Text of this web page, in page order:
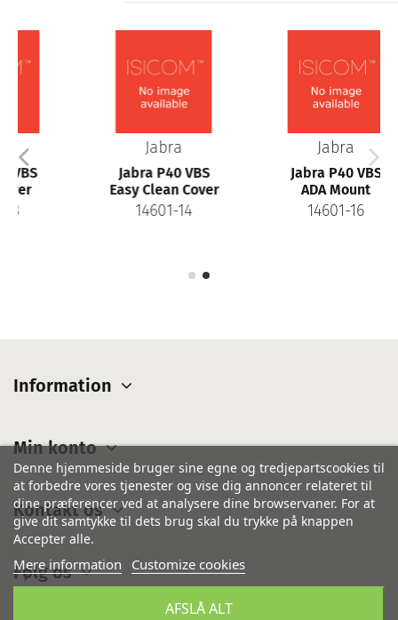
Jabra P40 VBS
Easy Clean Cover
14601-14
Jabra P40 VBS
ADA Mount
14601-16
Information
Min konto
Kontakt os
Denne hjemmeside bruger sine egne og tredjepartscookies til
at forbedre vores tjenester og vise dig annoncer relateret til
dine præferencer ved at analysere dine browservaner. For at
give dit samtykke til dets brug skal du trykke på knappen
Accepter alle.
Mere information Customize cookies
AFSLÅ ALT
Følg os